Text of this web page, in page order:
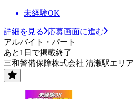
未経験OK
詳細を見る
応募画面に進む
アルバイト・パート
あと1日で掲載終了
三和警備保障株式会社 清瀬駅エリ